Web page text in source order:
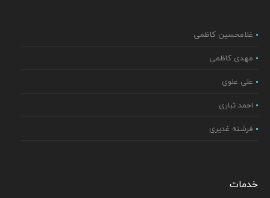
غلامحسین کاظمی
مهدی کاظمی
علی علوی
احمد تباری
فرشته غدیری
خدمات